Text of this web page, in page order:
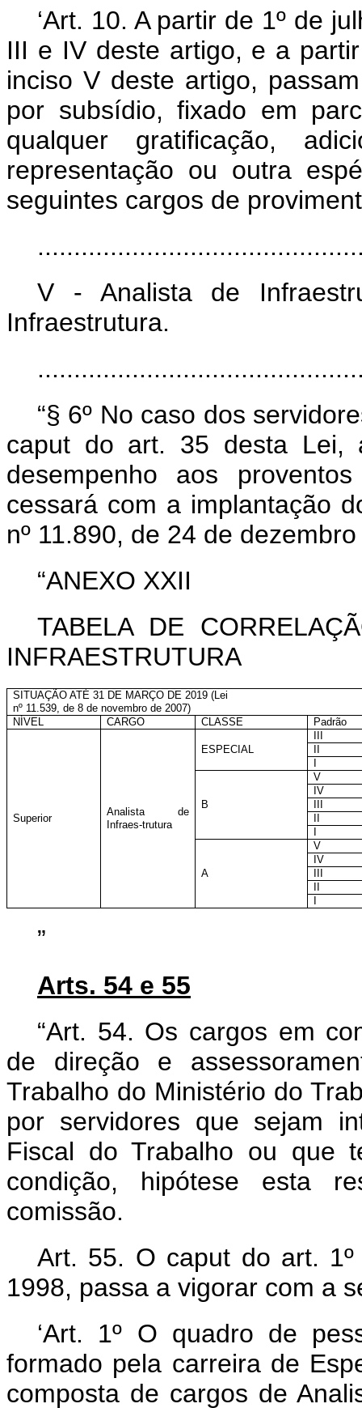
‘Art. 10. A partir de 1º de
III e IV deste artigo, e a
inciso V deste artigo,
por subsídio, fixado em
qualquer gratificação,
representação ou outra
seguintes cargos de
V - Analista de
Infraestrutura.
“§ 6º No caso dos
caput do art. 35 desta Lei,
desempenho aos
cessará com a implantação
nº 11.890, de 24 de
“ANEXO XXII
TABELA DE
INFRAESTRUTURA
SITUAÇÃO ATÉ 31 DE MARÇO DE 2019 (Lei
nº 11.539, de 8 de novembro de 2007)
NÍVEL
CARGO CLASSE Padrão
Superior
Analista de
Infraes-trutura
ESPECIAL
B
V
IV
A
V
IV
”
Arts. 54 e 55
“Art. 54. Os cargos em
de direção e
Trabalho do Ministério do
por servidores que sejam
Fiscal do Trabalho ou que
condição, hipótese esta
comissão.
Art. 55. O caput do art.
1998, passa a vigorar com a
‘Art. 1º O quadro de
formado pela carreira de
composta de cargos de